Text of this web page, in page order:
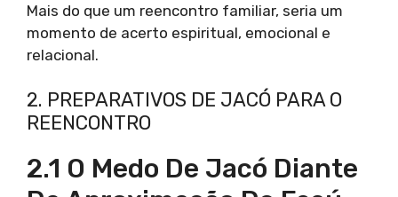
Mais do que um reencontro familiar, seria um
momento de acerto espiritual, emocional e
relacional.
2. PREPARATIVOS DE JACÓ PARA O
REENCONTRO
2.1 O Medo De Jacó Diante